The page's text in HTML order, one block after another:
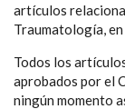
artículos
Traumatología,
Todos los
aprobados por el
ningún momento